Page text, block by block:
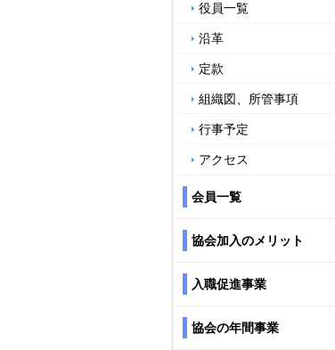
役員一覧
沿革
定款
組織図、所管事項
行事予定
アクセス
会員一覧
協会加入のメリット
入職促進事業
協会の年間事業